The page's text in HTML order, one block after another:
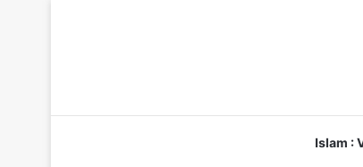
Islam :